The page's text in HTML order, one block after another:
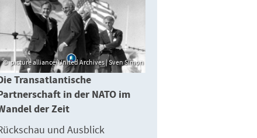
picture alliance/United Archives | Sven Simon
Transatlantische
in der NATO im
der Zeit
und Ausblick